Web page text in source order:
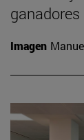
Imagen